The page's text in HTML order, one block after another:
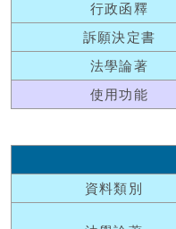
行政函釋
訴願決定書
法學論著
使用功能
資料類別